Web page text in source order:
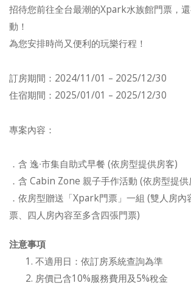
招待您前往全台最潮的Xpark水族館門票，
動！
為您安排時尚又便利的玩樂行程！
訂房期間：2024/11/01 – 2025/12/30
住宿期間：2025/01/01 – 2025/12/30
專案內容：
．含 逸∙市集自助式早餐 (依房型提供房客)
．含 Cabin Zone 親子手作活動 (依房型提供
．依房型贈送「Xpark門票」一組 (雙人房內
票、四人房內容至多含四張門票)
注意事項
不適用日：依訂房系統查詢為準
房價已含10%服務費用及5%稅金